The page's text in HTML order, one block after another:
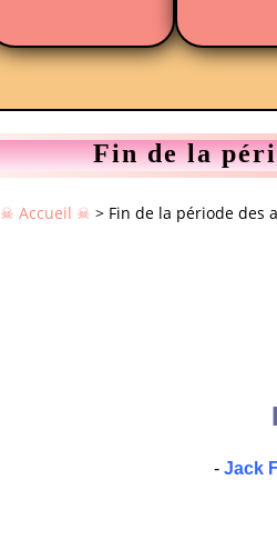
Fin de la
☠ Accueil ☠ > Fin de la période des
- Jack